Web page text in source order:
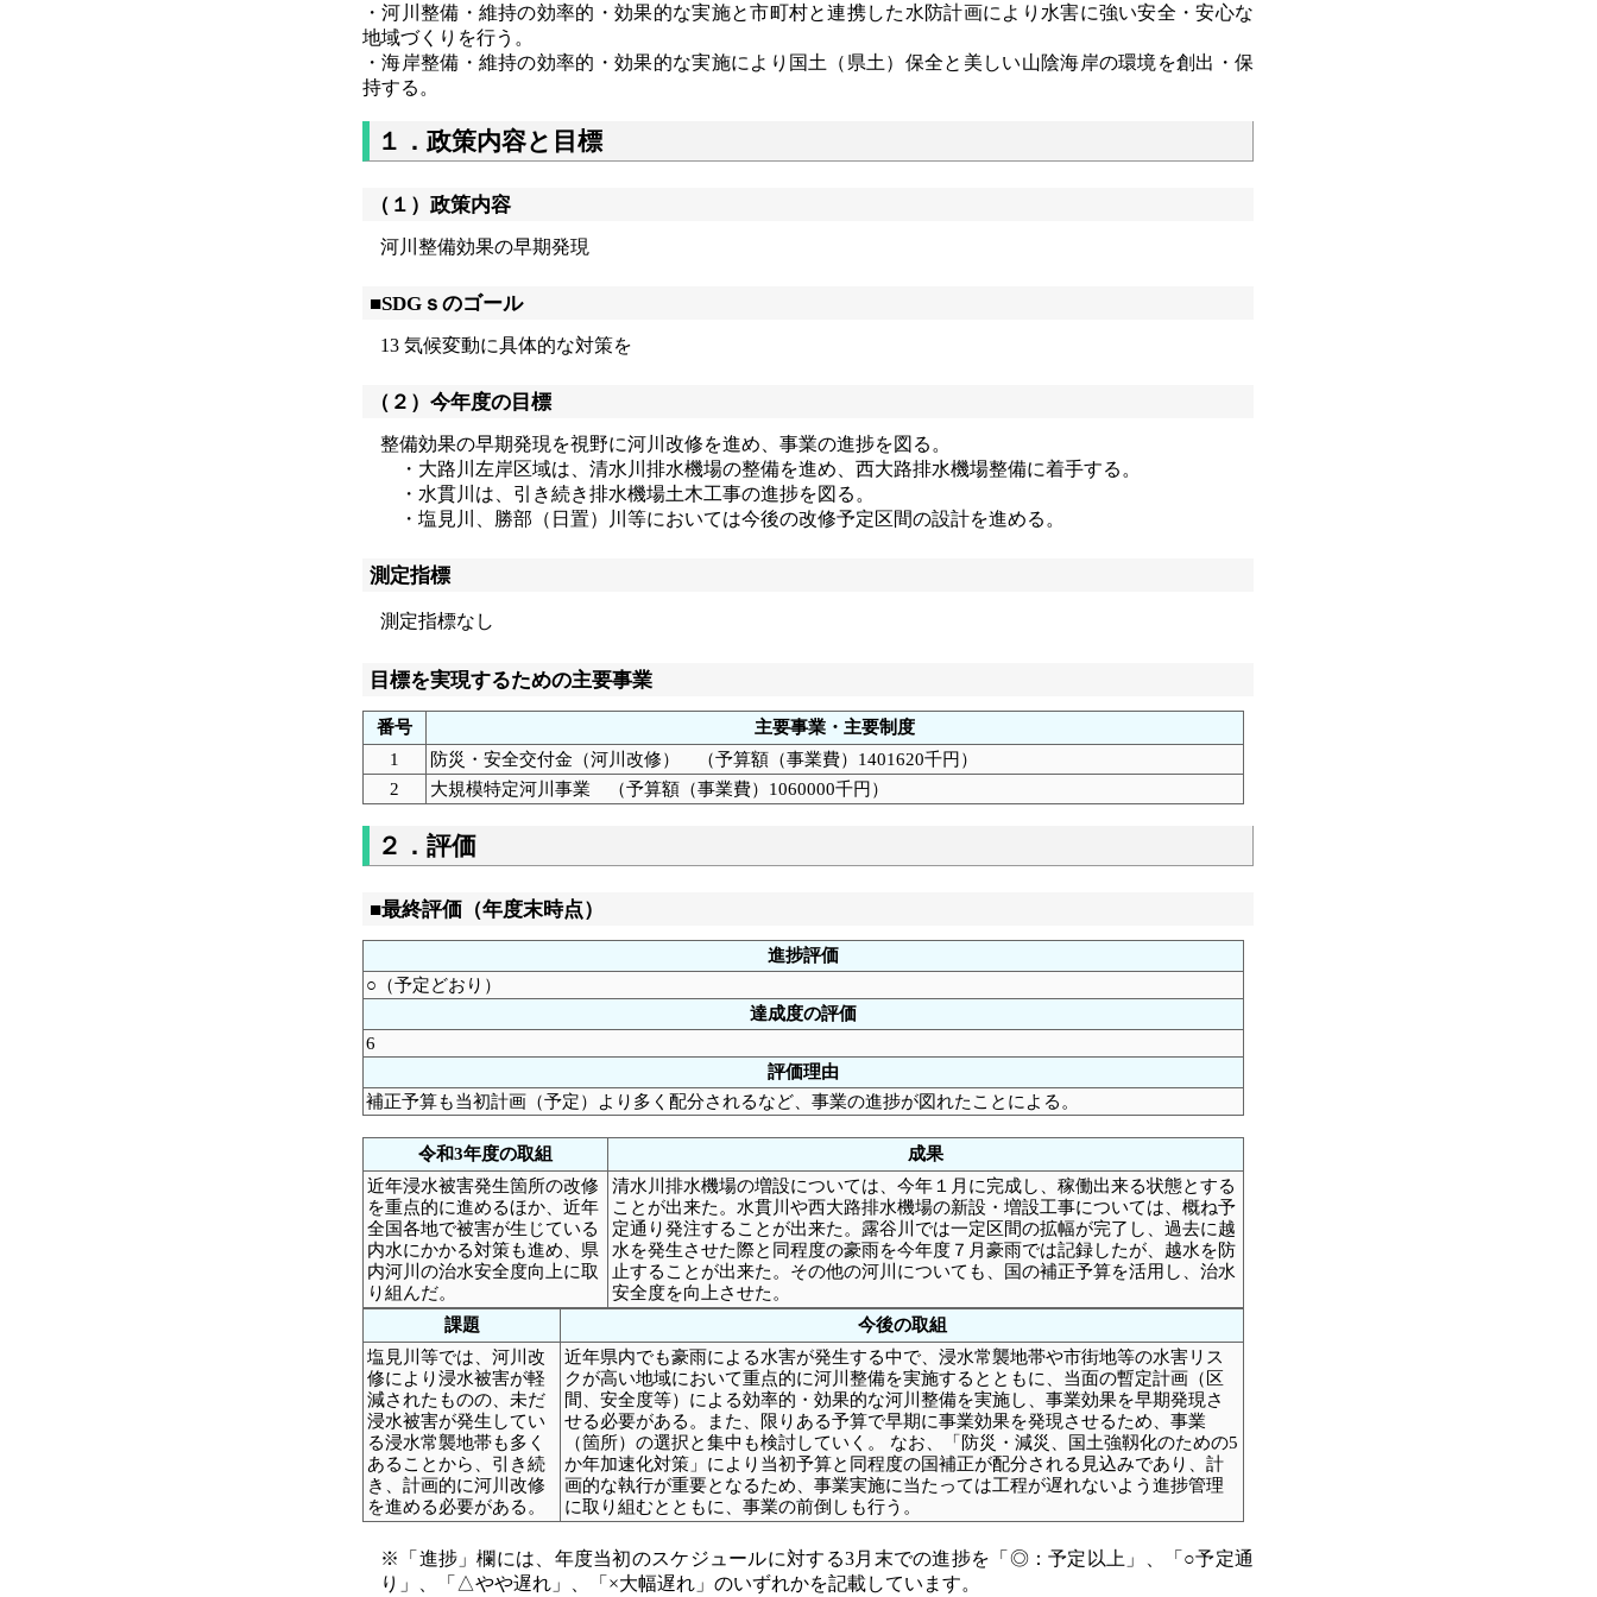
・河川整備・維持の効率的・効果的な実施と市町村と連携した水防計画により水害に強い安全・安心な
地域づくりを行う。
・海岸整備・維持の効率的・効果的な実施により国土（県土）保全と美しい山陰海岸の環境を創出・保
持する。
１．政策内容と目標
（１）政策内容
河川整備効果の早期発現
■SDGｓのゴール
13 気候変動に具体的な対策を
（２）今年度の目標
整備効果の早期発現を視野に河川改修を進め、事業の進捗を図る。
・大路川左岸区域は、清水川排水機場の整備を進め、西大路排水機場整備に着手する。
・水貫川は、引き続き排水機場土木工事の進捗を図る。
・塩見川、勝部（日置）川等においては今後の改修予定区間の設計を進める。
測定指標
測定指標なし
目標を実現するための主要事業
番号
主要事業・主要制度
1
防災・安全交付金（河川改修） （予算額（事業費）1401620千円）
2
大規模特定河川事業 （予算額（事業費）1060000千円）
２．評価
■最終評価（年度末時点）
進捗評価
○（予定どおり）
達成度の評価
6
評価理由
補正予算も当初計画（予定）より多く配分されるなど、事業の進捗が図れたことによる。
令和3年度の取組
成果
近年浸水被害発生箇所の改修
を重点的に進めるほか、近年
全国各地で被害が生じている
内水にかかる対策も進め、県
内河川の治水安全度向上に取
り組んだ。
清水川排水機場の増設については、今年１月に完成し、稼働出来る状態とする
ことが出来た。水貫川や西大路排水機場の新設・増設工事については、概ね予
定通り発注することが出来た。露谷川では一定区間の拡幅が完了し、過去に越
水を発生させた際と同程度の豪雨を今年度７月豪雨では記録したが、越水を防
止することが出来た。その他の河川についても、国の補正予算を活用し、治水
安全度を向上させた。
課題
今後の取組
塩見川等では、河川改
修により浸水被害が軽
減されたものの、未だ
浸水被害が発生してい
る浸水常襲地帯も多く
あることから、引き続
き、計画的に河川改修
を進める必要がある。
近年県内でも豪雨による水害が発生する中で、浸水常襲地帯や市街地等の水害リス
クが高い地域において重点的に河川整備を実施するとともに、当面の暫定計画（区
間、安全度等）による効率的・効果的な河川整備を実施し、事業効果を早期発現さ
せる必要がある。また、限りある予算で早期に事業効果を発現させるため、事業
（箇所）の選択と集中も検討していく。 なお、「防災・減災、国土強靱化のための5
か年加速化対策」により当初予算と同程度の国補正が配分される見込みであり、計
画的な執行が重要となるため、事業実施に当たっては工程が遅れないよう進捗管理
に取り組むとともに、事業の前倒しも行う。
※「進捗」欄には、年度当初のスケジュールに対する3月末での進捗を「◎：予定以上」、「○予定通
り」、「△やや遅れ」、「×大幅遅れ」のいずれかを記載しています。